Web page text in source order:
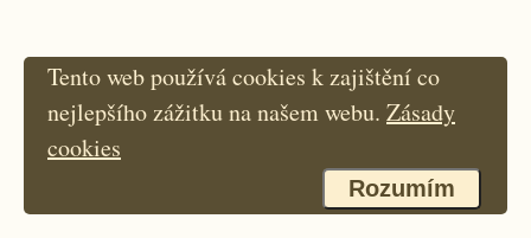
Tento web používá cookies k zajištění co
nejlepšího zážitku na našem webu. Zásady
cookies
Rozumím